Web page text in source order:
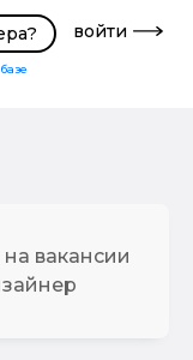
войти
вакансии